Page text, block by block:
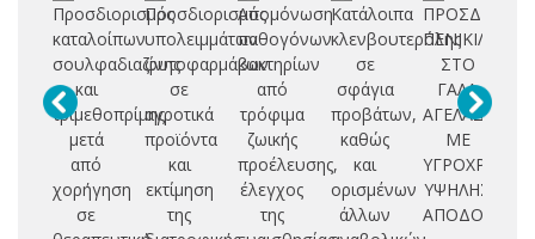
Προσδιορισμός
καταλοίπων
σουλφαδιαζίνης
και
τριμεθοπρίμης
μετά
από
χορήγηση
σε
Προσδιορισμός
υπολειμμάτων
φυτοφαρμάκων
σε
αγροτικά
προϊόντα
και
εκτίμηση
της
Απομόνωση
παθογόνων
βακτηρίων
από
τρόφιμα
ζωικής
προέλευσης,
έλεγχος
της
Κατάλοιπα
κλενβουτερόλης
σε
σφάγια
προβάτων,
καθώς
και
ορισμένων
άλλων
ΣΤΟ
ΓΑΛΑ
ΑΓΕΛΑΔΑΣ
ΜΕ
ΥΨΗΛΗΣ
ΑΠΟΔΟΣΗΣ